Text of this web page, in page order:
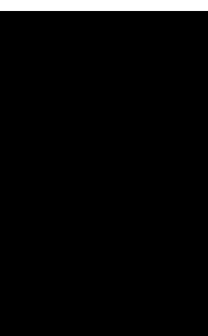
1.50% ต่อปี พร้อมเงินฝาก